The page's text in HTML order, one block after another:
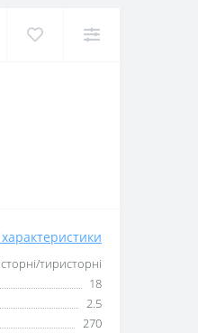
характеристики
тиристорні
18
2.5
270